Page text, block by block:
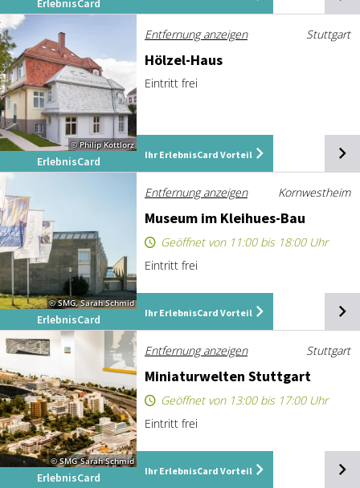
ErlebnisCard
© Philip Kottlorz
ErlebnisCard
Entfernung anzeigen Stuttgart
Höl­zel-Haus
Eintritt frei
Ihr ErlebnisCard Vorteil
© SMG, Sarah Schmid
ErlebnisCard
Entfernung anzeigen Kornwestheim
Mu­se­um im Klei­hu­es-Bau
Geöffnet von 11:00 bis 18:00 Uhr
Eintritt frei
Ihr ErlebnisCard Vorteil
© SMG_Sarah Schmid
ErlebnisCard
Entfernung anzeigen Stuttgart
Mi­nia­tur­wel­ten Stutt­gart
Geöffnet von 13:00 bis 17:00 Uhr
Eintritt frei
Ihr ErlebnisCard Vorteil